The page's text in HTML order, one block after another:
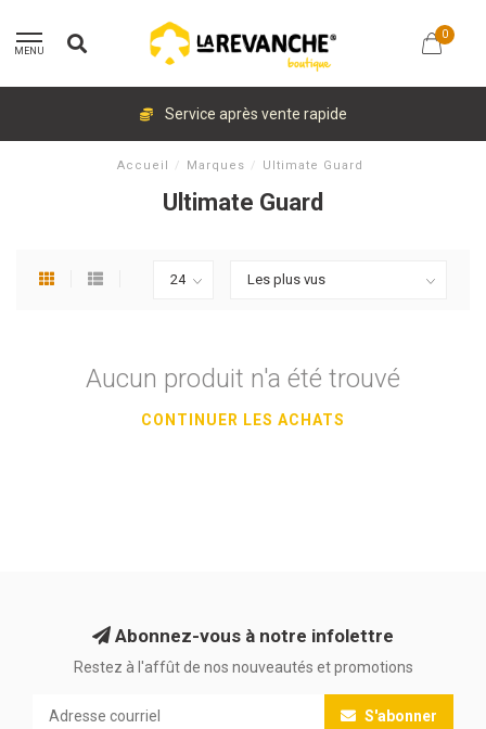
MENU
0
Service après vente rapide
Accueil / Marques / Ultimate Guard
Ultimate Guard
Aucun produit n'a été trouvé
CONTINUER LES ACHATS
Abonnez-vous à notre infolettre
Restez à l'affût de nos nouveautés et promotions
S'abonner